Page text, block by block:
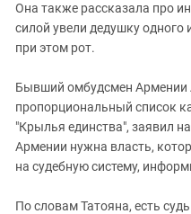
Она также рассказала про
силой увели дедушку одного
при этом рот.
Бывший омбудсмен Армении
пропорциональный список
"Крылья единства", заявил
Армении нужна власть,
на судебную систему,
По словам Татояна, есть